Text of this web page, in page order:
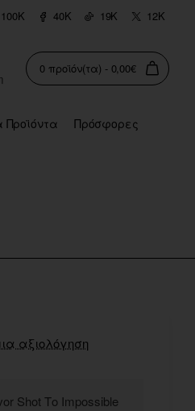
100K 40K 19K 12K
0 προϊόν(τα) - 0,00€
Πρόσφορες
Shot Το Impossible
αξιολόγηση